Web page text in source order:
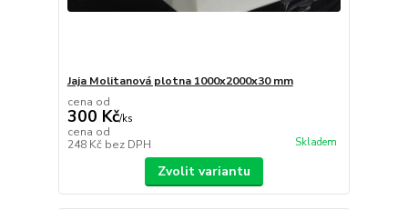
Jaja Molitanová plotna 1000x2000x30 mm
cena od
300 Kč/ks
cena od
248 Kč bez DPH Skladem
Zvolit variantu